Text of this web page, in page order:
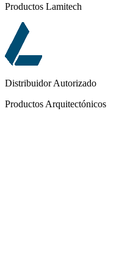
Productos Lamitech
Distribuidor Autorizado
Productos Arquitectónicos